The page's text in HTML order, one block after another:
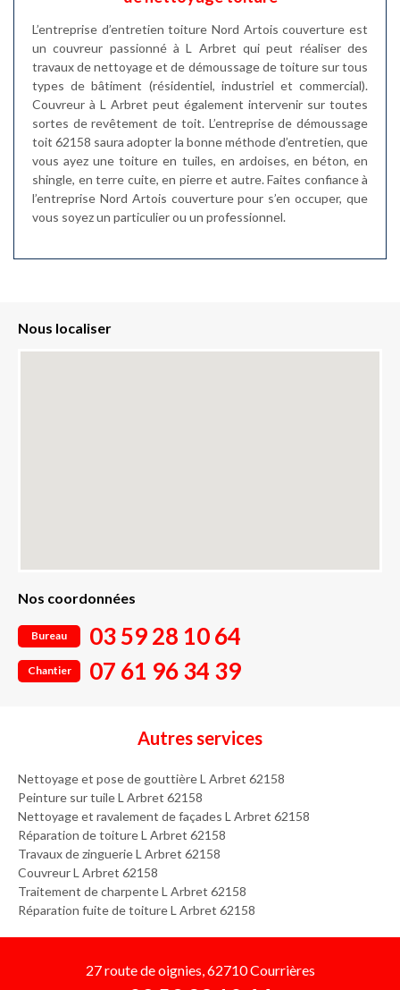
L’entreprise d’entretien toiture Nord Artois couverture est
un couvreur passionné à L Arbret qui peut réaliser des
travaux de nettoyage et de démoussage de toiture sur tous
types de bâtiment (résidentiel, industriel et commercial).
Couvreur à L Arbret peut également intervenir sur toutes
sortes de revêtement de toit. L’entreprise de démoussage
toit 62158 saura adopter la bonne méthode d’entretien, que
vous ayez une toiture en tuiles, en ardoises, en béton, en
shingle, en terre cuite, en pierre et autre. Faites confiance à
l’entreprise Nord Artois couverture pour s’en occuper, que
vous soyez un particulier ou un professionnel.
Nous localiser
Nos coordonnées
Bureau 03 59 28 10 64
Chantier 07 61 96 34 39
Autres services
Nettoyage et pose de gouttière L Arbret 62158
Peinture sur tuile L Arbret 62158
Nettoyage et ravalement de façades L Arbret 62158
Réparation de toiture L Arbret 62158
Travaux de zinguerie L Arbret 62158
Couvreur L Arbret 62158
Traitement de charpente L Arbret 62158
Réparation fuite de toiture L Arbret 62158
27 route de oignies, 62710 Courrières